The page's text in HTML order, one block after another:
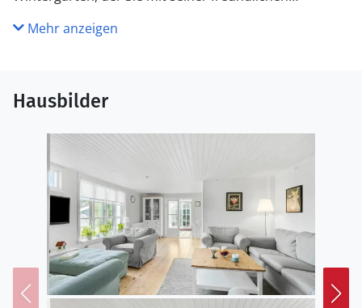
die Gartenmöbel für gesellige Grillabende und
genießen Sie die frische Luft. Die Kinder können sich
auf der Nestschaukel im Garten vergnügen, während
Besuchen Sie das beeindruckende Nyborg Slot, eine
der ältesten Burgen Dänemarks, und tauchen Sie in die
spannende Geschichte ein. Machen Sie einen
Spaziergang durch die malerische Altstadt von Nyborg
und genießen Sie die charmante Atmosphäre. Für
Naturliebhaber bietet sich ein Ausflug zum Naturpark
Mehr anzeigen
Hausbilder